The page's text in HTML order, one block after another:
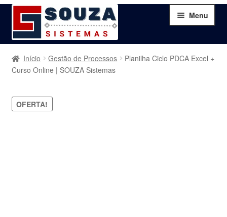
Pular
para
navegação
Pular
para
o
conteúdo
Menu
Home
Serviços
Início Gestão de Processos
Planilha Ciclo PDCA Excel +
Curso Online | SOUZA Sistemas
OFERTA!